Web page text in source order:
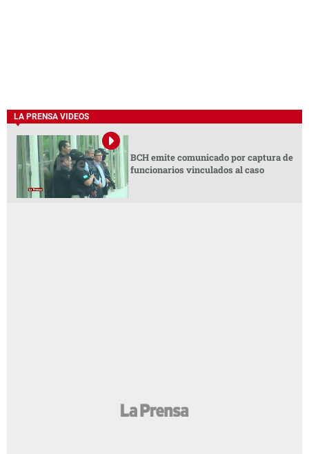
LA PRENSA VIDEOS
BCH emite comunicado por captura de
funcionarios vinculados al caso